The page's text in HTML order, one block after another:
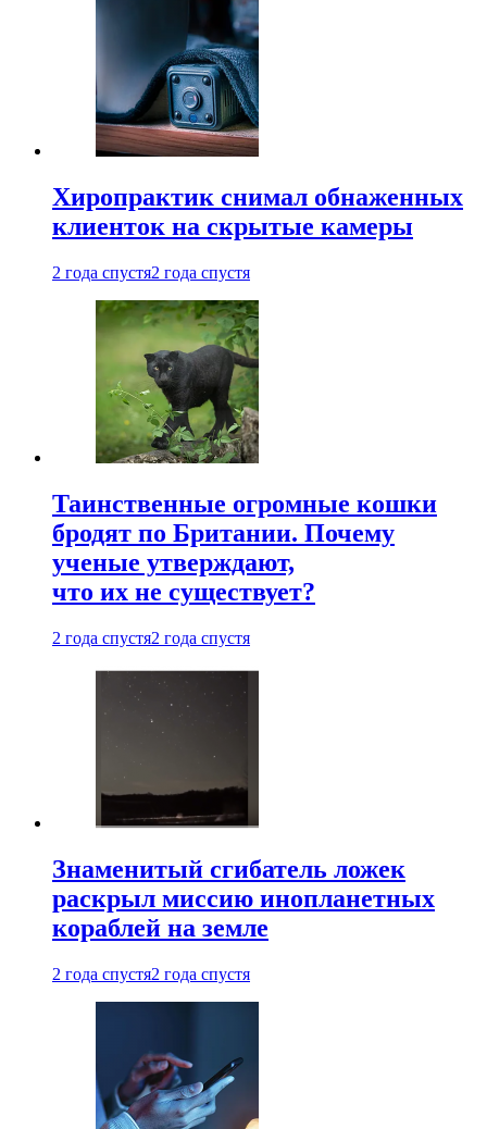
Хиропрактик снимал обнаженных
клиенток на скрытые камеры
2 года спустя2 года спустя
Таинственные огромные кошки
бродят по Британии. Почему
ученые утверждают,
что их не существует?
2 года спустя2 года спустя
Знаменитый сгибатель ложек
раскрыл миссию инопланетных
кораблей на земле
2 года спустя2 года спустя